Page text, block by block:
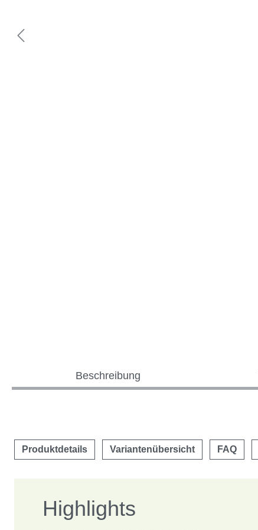
Beschreibung
Produktdetails Variantenübersicht FAQ
Highlights